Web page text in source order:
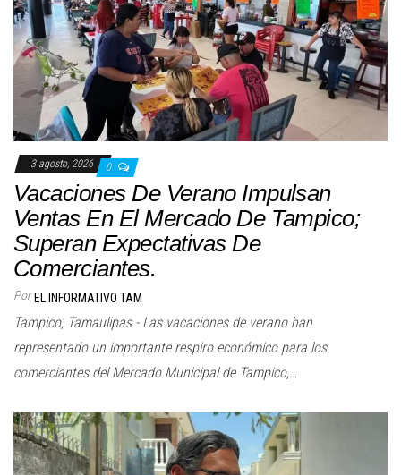
3 agosto, 2026 0
Vacaciones De Verano Impulsan
Ventas En El Mercado De Tampico;
Superan Expectativas De
Comerciantes.
Por EL INFORMATIVO TAM
Tampico, Tamaulipas.- Las vacaciones de verano han
representado un importante respiro económico para los
comerciantes del Mercado Municipal de Tampico,…